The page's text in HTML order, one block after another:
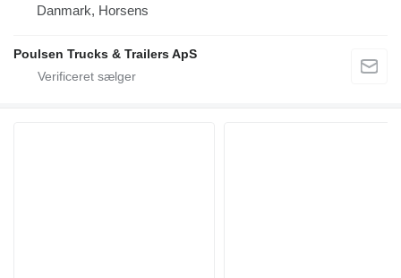
Danmark, Horsens
Poulsen Trucks & Trailers ApS